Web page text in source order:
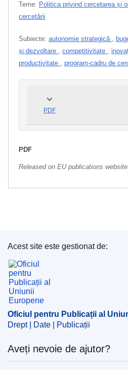
Teme: Politica privind cercetarea și
cercetării
Subiecte: autonomie strategică ,
și dezvoltare , competitivitate ,
productivitate , program-cadru de
PDF
PDF
Released on EU publications
Oficiul pentru Publicații al
Acest site este gestionat de:
Oficiul pentru Publicații al
Drept | Date | Publicații
Aveți nevoie de ajutor?